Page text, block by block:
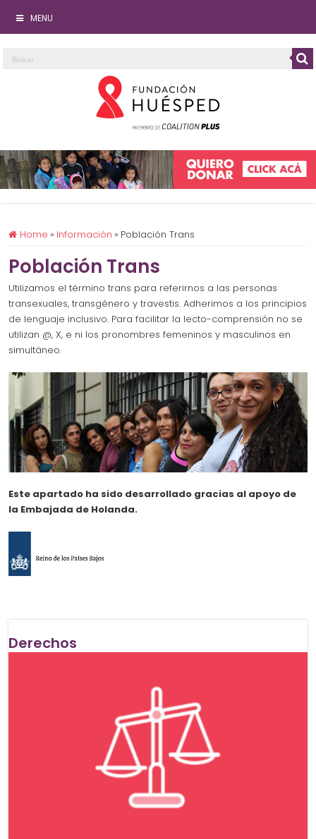
MENU
Home » Información » Población Trans
Población Trans
Utilizamos el término trans para referirnos a las personas
transexuales, transgénero y travestis. Adherimos a los principios
de lenguaje inclusivo. Para facilitar la lecto-comprensión no se
utilizan @, X, e ni los pronombres femeninos y masculinos en
simultáneo.
Este apartado ha sido desarrollado gracias al apoyo de
la Embajada de Holanda.
Derechos